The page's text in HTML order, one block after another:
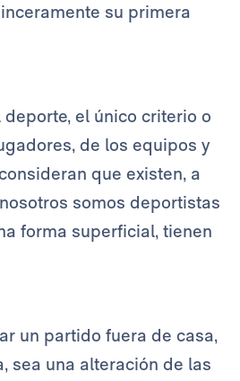
su primera
el único criterio o
de los equipos y
que existen, a
somos deportistas
forma superficial, tienen
un partido fuera de casa,
sea una alteración de las